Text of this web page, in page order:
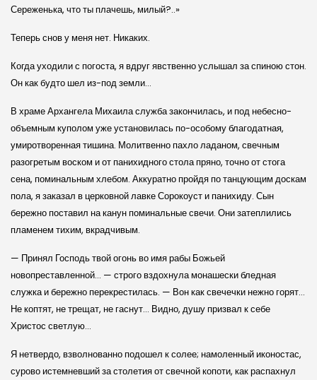
Сереженька, что ты плачешь, милый?..»
Теперь снов у меня нет. Никаких.
Когда уходили с погоста, я вдруг явственно услышал за спиною стон.
Он как будто шел из-под земли…
В храме Архангела Михаила служба закончилась, и под небесно-
объемным куполом уже установилась по-особому благодатная,
умиротворенная тишина. Молитвенно пахло ладаном, свечным
разогретым воском и от панихидного стола пряно, точно от стога
сена, поминальным хлебом. Аккуратно пройдя по танцующим доскам
пола, я заказал в церковной лавке Сорокоуст и панихиду. Сын
бережно поставил на канун поминальные свечи. Они затеплились
пламенем тихим, вкрадчивым.
— Принял Господь твой огонь во имя рабы Божьей
новопреставленной… — строго вздохнула монашески бледная
служка и бережно перекрестилась. — Вон как свечечки нежно горят…
Не коптят, не трещат, не гаснут… Видно, душу призвал к себе
Христос светлую…
Я нетвердо, взволнованно подошел к солее; намоленный иконостас,
сурово истемневший за столетия от свечной копоти, как распахнул